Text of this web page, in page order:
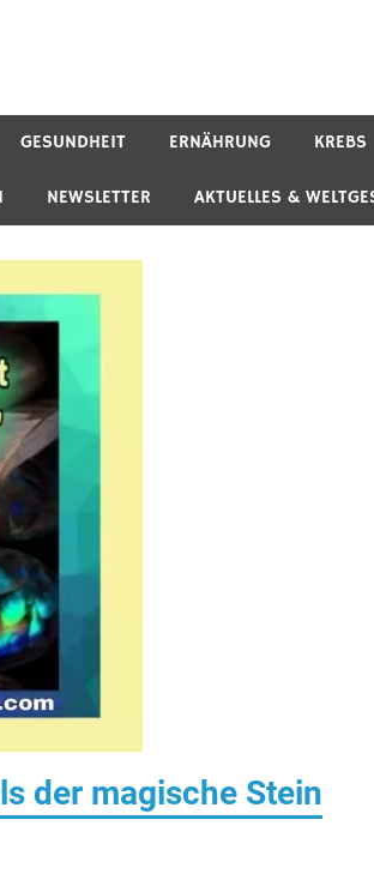
GESUNDHEIT ERNÄHRUNG KREBS
NEWSLETTER AKTUELLES &
der magische Stein